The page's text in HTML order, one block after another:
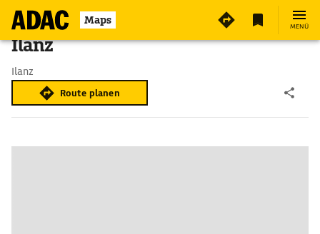
Maps MENÜ
Ilanz
Ilanz
Route planen